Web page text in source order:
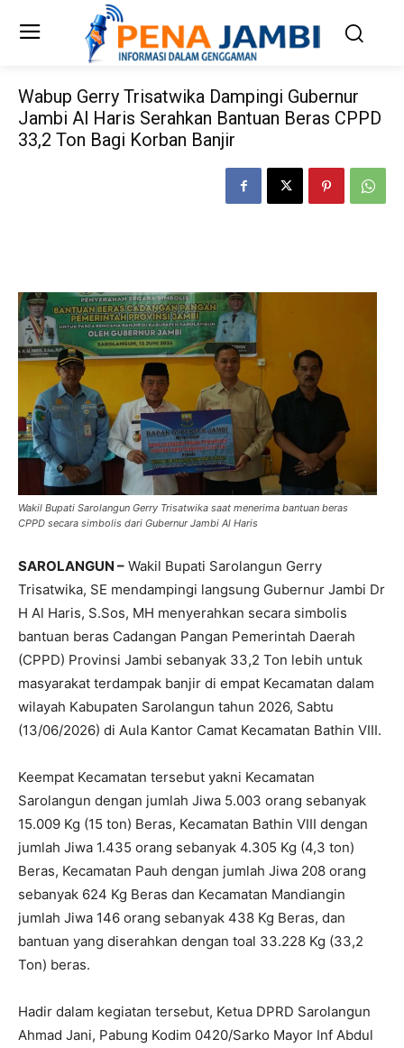
Wabup Gerry Trisatwika Dampingi Gubernur
Jambi Al Haris Serahkan Bantuan Beras CPPD
33,2 Ton Bagi Korban Banjir
Wakil Bupati Sarolangun Gerry Trisatwika saat menerima bantuan beras
CPPD secara simbolis dari Gubernur Jambi Al Haris
SAROLANGUN – Wakil Bupati Sarolangun Gerry
Trisatwika, SE mendampingi langsung Gubernur Jambi Dr
H Al Haris, S.Sos, MH menyerahkan secara simbolis
bantuan beras Cadangan Pangan Pemerintah Daerah
(CPPD) Provinsi Jambi sebanyak 33,2 Ton lebih untuk
masyarakat terdampak banjir di empat Kecamatan dalam
wilayah Kabupaten Sarolangun tahun 2026, Sabtu
(13/06/2026) di Aula Kantor Camat Kecamatan Bathin VIII.
Keempat Kecamatan tersebut yakni Kecamatan
Sarolangun dengan jumlah Jiwa 5.003 orang sebanyak
15.009 Kg (15 ton) Beras, Kecamatan Bathin VIII dengan
jumlah Jiwa 1.435 orang sebanyak 4.305 Kg (4,3 ton)
Beras, Kecamatan Pauh dengan jumlah Jiwa 208 orang
sebanyak 624 Kg Beras dan Kecamatan Mandiangin
jumlah Jiwa 146 orang sebanyak 438 Kg Beras, dan
bantuan yang diserahkan dengan toal 33.228 Kg (33,2
Ton) beras.
Hadir dalam kegiatan tersebut, Ketua DPRD Sarolangun
Ahmad Jani, Pabung Kodim 0420/Sarko Mayor Inf Abdul